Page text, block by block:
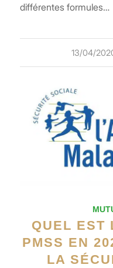
différentes formules…
13/04/
/
QUEL EST
PMSS EN
LA